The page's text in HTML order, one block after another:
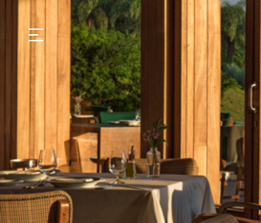
GASTRONOMIA
HOTÉIS
EXPERIENCIAS
EVENTOS
VILLAS
TIENDA | SELEZIONE
DESCUBRIR